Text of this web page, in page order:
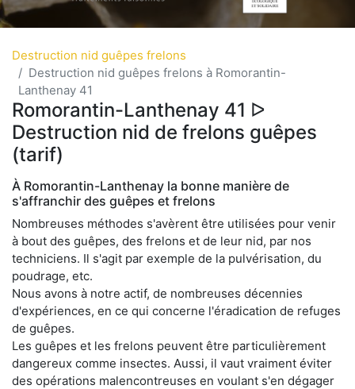
Destruction nid guêpes frelons
Destruction nid guêpes frelons à Romorantin-
Lanthenay 41
Romorantin-Lanthenay 41 ᐅ
Destruction nid de frelons guêpes
(tarif)
À Romorantin-Lanthenay la bonne manière de
s'affranchir des guêpes et frelons
Nombreuses méthodes s'avèrent être utilisées pour venir
à bout des guêpes, des frelons et de leur nid, par nos
techniciens. Il s'agit par exemple de la pulvérisation, du
poudrage, etc.
Nous avons à notre actif, de nombreuses décennies
d'expériences, en ce qui concerne l'éradication de refuges
de guêpes.
Les guêpes et les frelons peuvent être particulièrement
dangereux comme insectes. Aussi, il vaut vraiment éviter
des opérations malencontreuses en voulant s'en dégager